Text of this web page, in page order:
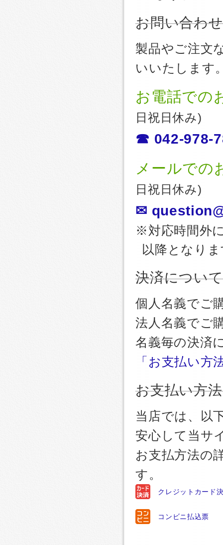
お問い合わせ
製品やご注文
いいたします
お電話での
日祝日休み)
☎ 042-978-
メールでの
日祝日休み)
✉
※対応時間外
以降となり
決済について
個人名義でご
法人名義でご
名義毎の決済
「お支払い方
お支払い方
当店では、以
安心して当サ
お支払方法の
す。
クレジットカード
コンビニ払込票